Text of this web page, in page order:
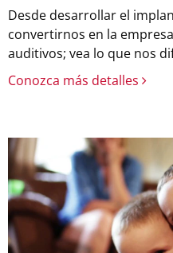
Desde desarrollar el
convertirnos en la
auditivos; vea lo que nos
Conozca más detalles